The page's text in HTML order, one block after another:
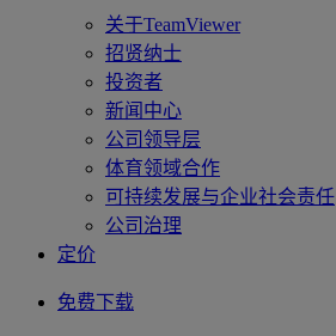
关于TeamViewer
招贤纳士
投资者
新闻中心
公司领导层
体育领域合作
可持续发展与企业社会责任
公司治理
定价
免费下载